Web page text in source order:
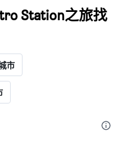
Station之旅找
市